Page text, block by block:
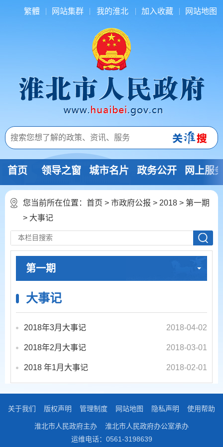
繁體 网站集群 我的淮北 加入收藏 网站地图
首页 领导之窗 城市名片 政务公开 网上服
您当前所在位置： 首页 > 市政府公报 > 2018 > 第一期
> 大事记
第一期
大事记
2018年3月大事记 2018-04-02
2018年2月大事记 2018-03-01
2018 年1月大事记 2018-02-01
关于我们 版权声明 管理制度 网站地图 隐私声明 使用帮助
淮北市人民政府主办
淮北市人民政府办公室承办
运维电话：0561-3198639